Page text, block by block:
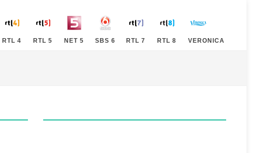
RTL 4 RTL 5 NET 5 SBS 6 RTL 7 RTL 8 VERONICA